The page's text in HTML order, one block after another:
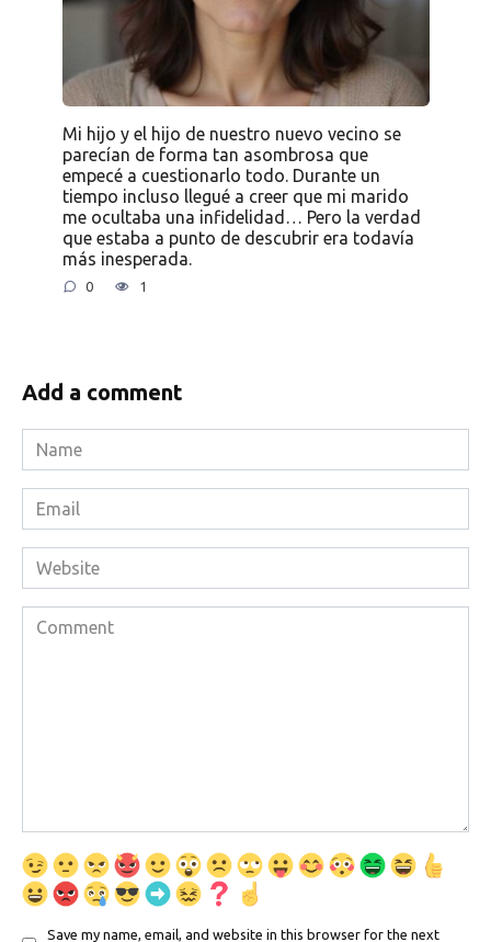
Mi hijo y el hijo de nuestro nuevo vecino se
parecían de forma tan asombrosa que
empecé a cuestionarlo todo. Durante un
tiempo incluso llegué a creer que mi marido
me ocultaba una infidelidad… Pero la verdad
que estaba a punto de descubrir era todavía
más inesperada.
0 1
Add a comment
Name
*
Email
*
Website
Comment
Save my name, email, and website in this browser for the next